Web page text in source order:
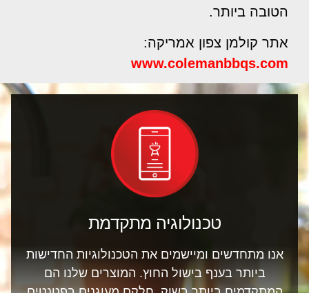
הטובה ביותר.
אתר קולמן צפון אמריקה:
www.colemanbbqs.com
טכנולוגיה מתקדמת
אנו מתחדשים ומיישמים את הטכנולוגיות החדישות
ביותר בענף בישול החוץ. המוצרים שלנו הם